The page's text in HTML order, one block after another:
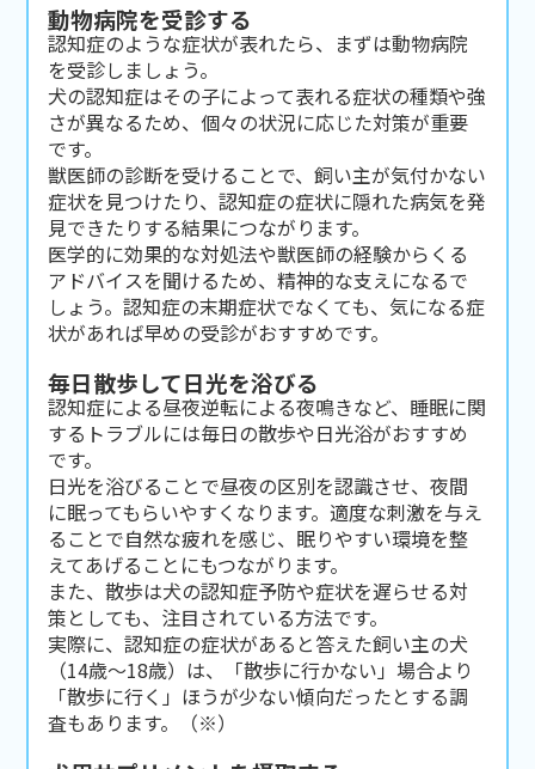
動物病院を受診する
認知症のような症状が表れたら、まずは動物病院
を受診しましょう。
犬の認知症はその子によって表れる症状の種類や強
さが異なるため、個々の状況に応じた対策が重要
です。
獣医師の診断を受けることで、飼い主が気付かない
症状を見つけたり、認知症の症状に隠れた病気を発
見できたりする結果につながります。
医学的に効果的な対処法や獣医師の経験からくる
アドバイスを聞けるため、精神的な支えになるで
しょう。認知症の末期症状でなくても、気になる症
状があれば早めの受診がおすすめです。
毎日散歩して日光を浴びる
認知症による昼夜逆転による夜鳴きなど、睡眠に関
するトラブルには毎日の散歩や日光浴がおすすめ
です。
日光を浴びることで昼夜の区別を認識させ、夜間
に眠ってもらいやすくなります。適度な刺激を与え
ることで自然な疲れを感じ、眠りやすい環境を整
えてあげることにもつながります。
また、散歩は犬の認知症予防や症状を遅らせる対
策としても、注目されている方法です。
実際に、認知症の症状があると答えた飼い主の犬
（14歳〜18歳）は、「散歩に行かない」場合より
「散歩に行く」ほうが少ない傾向だったとする調
査もあります。（※）